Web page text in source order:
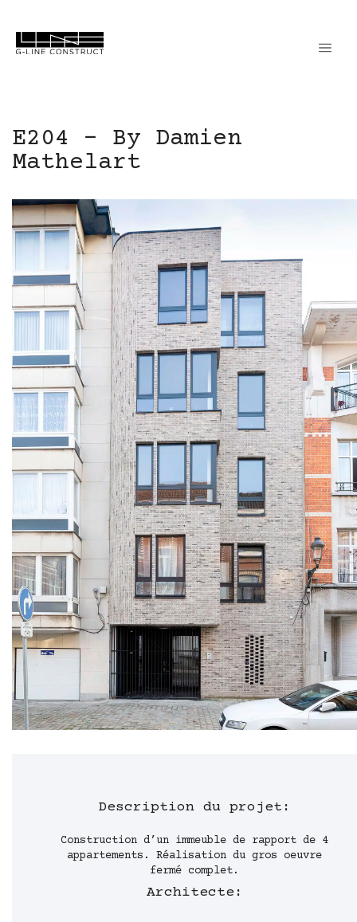
E204 – By Damien
Mathelart
Description du projet:
Construction d’un immeuble de rapport de 4
appartements. Réalisation du gros oeuvre
fermé complet.
Architecte: